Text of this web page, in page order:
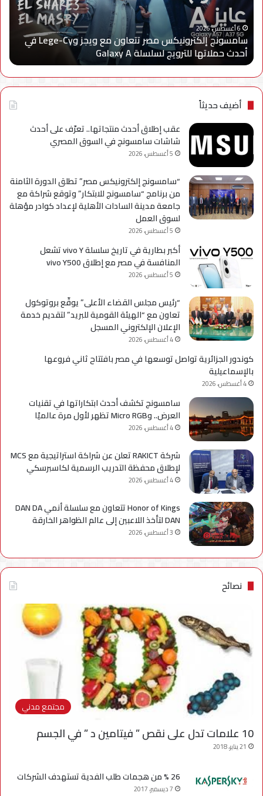
وLege-
Cy
في
أحدث
حملاتها
للترويج
لسلسلة
Galaxy
A
6 أغسطس، 2026
سامسونج إلكترونيكس مصر تتعاون مع ويجز وLege-Cy في
أحدث حملاتها للترويج لسلسلة Galaxy A
My
أضيف حديثاً
عقب إطلاق أحدث منتجاتها.. تعرّف على أحدث
شاشات سامسونج في السوق المصري
5 أغسطس، 2026
“سامسونج إلكترونيكس مصر” تطلق الدورة الثامنة
من برنامج “سامسونج للابتكار” وتوقع شراكة مع
جامعة مدينة السادات الأهلية لإعداد كوادر مؤهلة
لسوق العمل
5 أغسطس، 2026
أكبر بطارية في تاريخ سلسلة vivo Y تشعل
المنافسة في مصر مع إطلاق vivo Y500
5 أغسطس، 2026
“رئيس مجلس القضاء الأعلى” يوقّع بروتوكول
تعاون مع “الهيئة القومية للبريد” لتقديم خدمة
الإعلان الإلكتروني المسجل
4 أغسطس، 2026
كوندور الجزائرية تواصل توسعها في مصر بافتتاح ثاني فروعها
بالإسماعيلية
4 أغسطس، 2026
سامسونج تكشف أحدث ابتكاراتها في تقنيات
العرض.. وMicro RGB تظهر لأول مرة عالميًا
4 أغسطس، 2026
شركة RAKICT تعلن عن شراكة استراتيجية مع MCS
لإطلاق محفظة التدريب الرسمية لكاسبرسكي
4 أغسطس، 2026
Honor of Kings تتعاون مع سلسلة أنمي DAN DA
DAN لتأخذ اللاعبين إلى عالم الظواهر الخارقة
3 أغسطس، 2026
نصائح
مجتمع مدني
10 علامات تدل على نقص ” فيتامين د ” في الجسم
21 يناير، 2018
26 % من هجمات طلب الفدية تستهدف الشركات
7 ديسمبر، 2017